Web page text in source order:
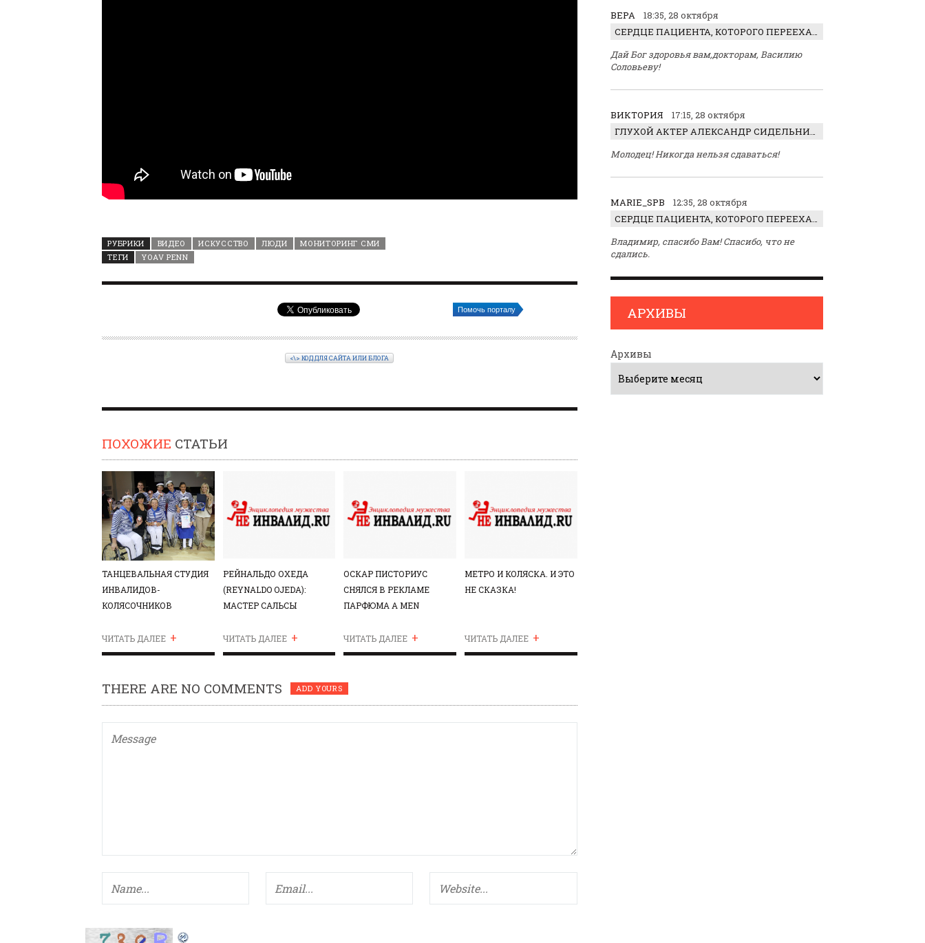
РУБРИКИ ВИДЕО ИСКУССТВО ЛЮДИ
МОНИТОРИНГ СМИ
ТЕГИ
YOAV PENN
Помочь порталу
<\> КОД ДЛЯ САЙТА ИЛИ БЛОГА
ПОХОЖИЕ СТАТЬИ
ТАНЦЕВАЛЬНАЯ СТУДИЯ
ИНВАЛИДОВ-
КОЛЯСОЧНИКОВ
ЧИТАТЬ ДАЛЕЕ +
РЕЙНАЛЬДО ОХЕДА
(REYNALDO OJEDA):
МАСТЕР САЛЬСЫ
ЧИТАТЬ ДАЛЕЕ +
ОСКАР ПИСТОРИУС
СНЯЛСЯ В РЕКЛАМЕ
ПАРФЮМА A MEN
ЧИТАТЬ ДАЛЕЕ +
МЕТРО И КОЛЯСКА. И ЭТО
НЕ СКАЗКА!
ЧИТАТЬ ДАЛЕЕ +
THERE ARE NO COMMENTS ADD YOURS
ВЕРА
18:35, 28 октября
СЕРДЦЕ ПАЦИЕНТА, КОТОРОГО ПЕРЕЕХАЛ ТРАКТОР, ОБНАРУЖИЛИ… В ЖИВОТЕ
Дай Бог здоровья вам,докторам, Василию
Соловьеву!
ВИКТОРИЯ
17:15, 28 октября
ГЛУХОЙ АКТЕР АЛЕКСАНДР СИДЕЛЬНИКОВ: «С НАСЛАЖДЕНИЕМ ИГРАЛ ОТРИЦАТЕЛЬНОГО ГЕРОЯ!»
Молодец! Никогда нельзя сдаваться!
MARIE_SPB
12:35, 28 октября
СЕРДЦЕ ПАЦИЕНТА, КОТОРОГО ПЕРЕЕХАЛ ТРАКТОР, ОБНАРУЖИЛИ… В ЖИВОТЕ
Владимир, спасибо Вам! Спасибо, что не
сдались.
АРХИВЫ
Архивы